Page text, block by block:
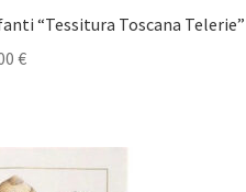
“Tessitura Toscana Telerie”
€